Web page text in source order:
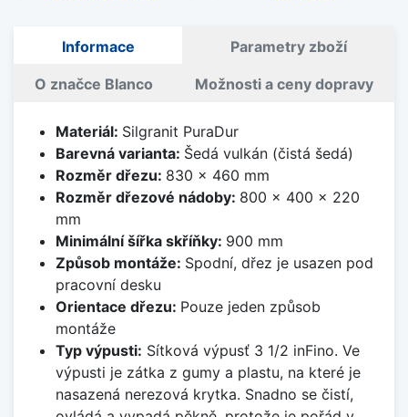
Informace Parametry zboží
O značce Blanco Možnosti a ceny dopravy
Materiál: Silgranit PuraDur
Barevná varianta: Šedá vulkán (čistá šedá)
Rozměr dřezu: 830 x 460 mm
Rozměr dřezové nádoby: 800 x 400 x 220
mm
Minimální šířka skříňky: 900 mm
Způsob montáže: Spodní, dřez je usazen pod
pracovní desku
Orientace dřezu: Pouze jeden způsob
montáže
Typ výpusti: Sítková výpusť 3 1/2 inFino. Ve
výpusti je zátka z gumy a plastu, na které je
nasazená nerezová krytka. Snadno se čistí,